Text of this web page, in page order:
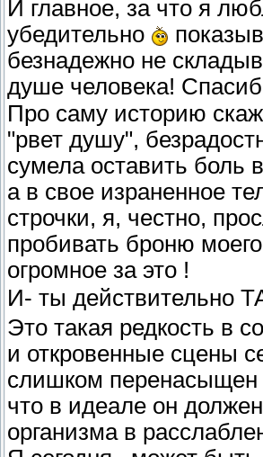
И главное, за что я
убедительно
безнадежно не
душе человека!
Про саму историю
"рвет душу",
сумела оставить
а в свое израненное
строчки, я, честно,
пробивать броню
огромное за это !
И- ты действительно
Это такая редкость в
и откровенные сцены
слишком перенасыщен
что в идеале он
организма в